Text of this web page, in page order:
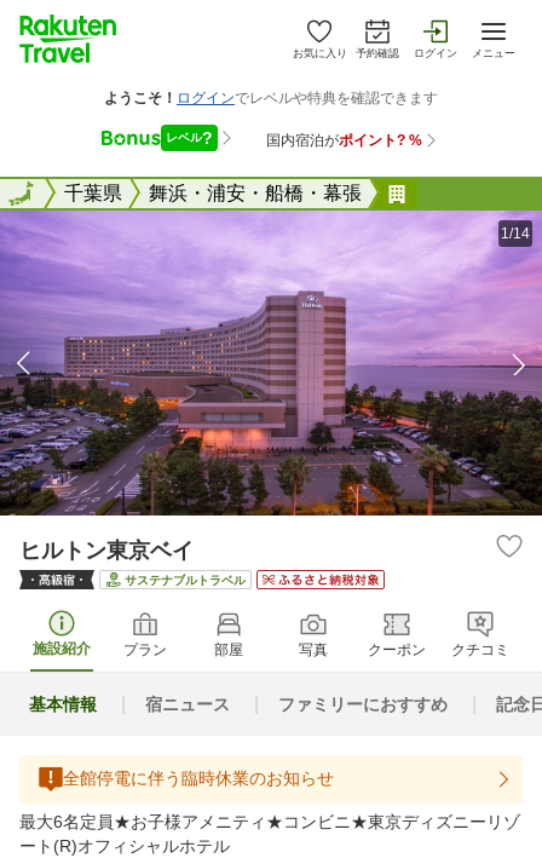
お気に入り 予約確認 ログイン メニュー
全国千葉県 舞浜・浦安・船橋・幕張
全国
1/14
ヒルトン東京ベイ
サステナブルトラベル
施設紹介 プラン 部屋 写真 クーポン クチコミ
基本情報 宿ニュース ファミリーにおすすめ 記念
全館停電に伴う臨時休業のお知らせ
最大6名定員★お子様アメニティ★コンビニ★東京ディズニーリゾ
ート(R)オフィシャルホテル